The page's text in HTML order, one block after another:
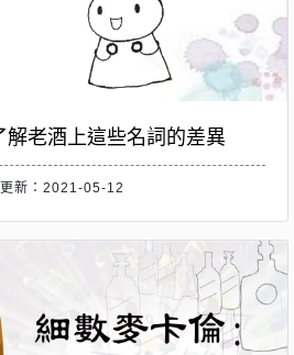
解老酒上這些名詞的差異
新：2021-05-12